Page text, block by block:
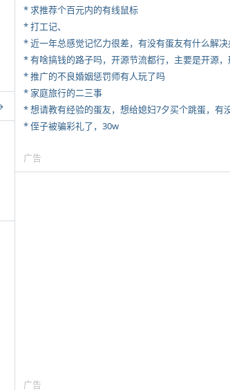
* 求推荐个百元内的有线鼠标
* 打工记、
* 近一年总感觉记忆力很差，有没有蛋友有什么解决
* 推广的不良婚姻惩罚师有人玩了吗
* 家庭旅行的二三事
* 侄子被骗彩礼了，30w
广告
广告